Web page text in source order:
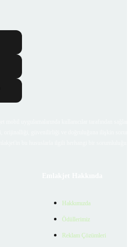
Hakkımızda
Ödüllerimiz
Reklam Çözümleri